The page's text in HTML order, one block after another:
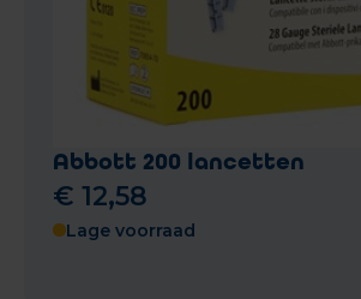
Abbott 200 lancetten
€ 12,58
Lage voorraad